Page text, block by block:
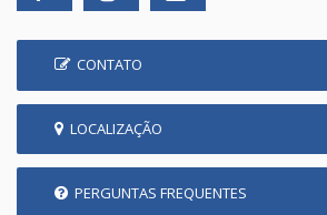
CONTATO
LOCALIZAÇÃO
PERGUNTAS FREQUENTES